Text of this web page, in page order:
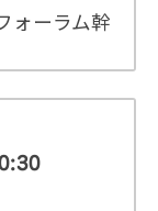
ォーラム幹